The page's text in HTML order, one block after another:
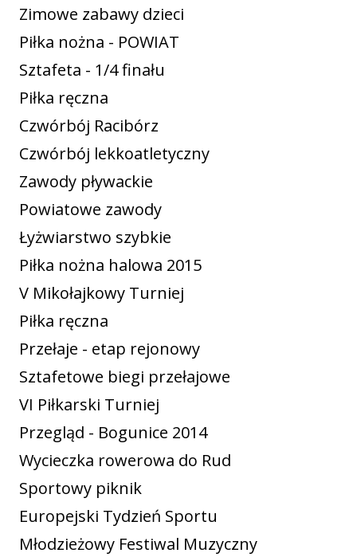
Zimowe zabawy dzieci
Piłka nożna - POWIAT
Sztafeta - 1/4 finału
Piłka ręczna
Czwórbój Racibórz
Czwórbój lekkoatletyczny
Zawody pływackie
Powiatowe zawody
Łyżwiarstwo szybkie
Piłka nożna halowa 2015
V Mikołajkowy Turniej
Piłka ręczna
Przełaje - etap rejonowy
Sztafetowe biegi przełajowe
VI Piłkarski Turniej
Przegląd - Bogunice 2014
Wycieczka rowerowa do Rud
Sportowy piknik
Europejski Tydzień Sportu
Młodzieżowy Festiwal Muzyczny